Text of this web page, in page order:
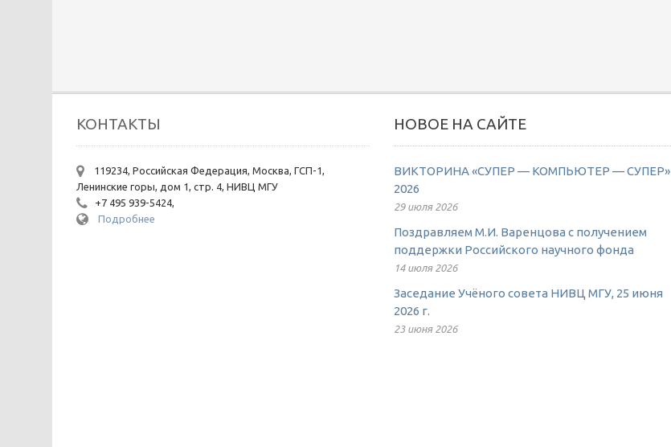
КОНТАКТЫ
119234, Российская Федерация, Москва, ГСП-1,
Ленинские горы, дом 1, стр. 4, НИВЦ МГУ
+7 495 939-5424,
Подробнее
НОВОЕ НА САЙТЕ
ВИКТОРИНА «СУПЕР — КОМПЬЮТЕР — СУПЕР»
2026
29 июля 2026
Поздравляем М.И. Варенцова с получением
поддержки Российского научного фонда
14 июля 2026
Заседание Учёного совета НИВЦ МГУ, 25 июня
2026 г.
23 июня 2026